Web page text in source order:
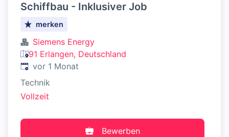
Schiffbau - Inklusiver Job
merken
Siemens Energy
91 Erlangen, Deutschland
Veröffentlicht:
vor 1 Monat
Technik
Vollzeit
Bewerben